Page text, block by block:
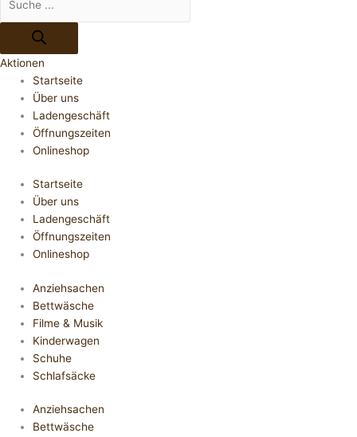
Aktionen
Startseite
Über uns
Ladengeschäft
Öffnungszeiten
Onlineshop
Startseite
Über uns
Ladengeschäft
Öffnungszeiten
Onlineshop
Anziehsachen
Bettwäsche
Filme & Musik
Kinderwagen
Schuhe
Schlafsäcke
Anziehsachen
Bettwäsche